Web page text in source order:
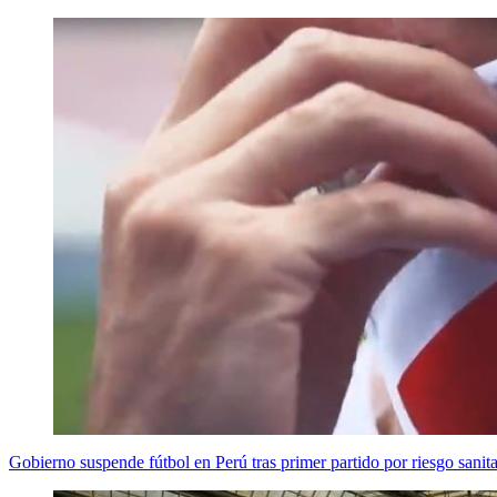
Gobierno suspende fútbol en Perú tras primer partido por riesgo